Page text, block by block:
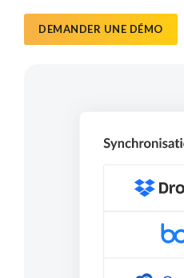
DEMANDER UNE DÉMO